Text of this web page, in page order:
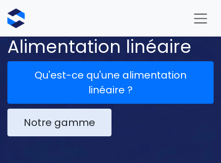
Alimentation linéaire
Qu'est-ce qu'une alimentation
linéaire ?
Notre gamme